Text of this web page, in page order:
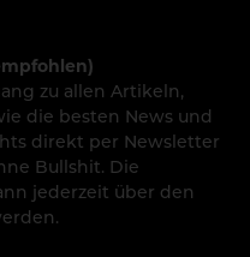
zu allen Artikeln,
die besten News und
direkt per Newsletter
Bullshit. Die
jederzeit über den